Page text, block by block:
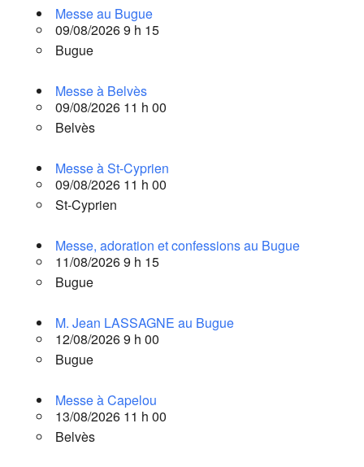
Messe au Bugue
09/08/2026 9 h 15
Bugue
Messe à Belvès
09/08/2026 11 h 00
Belvès
Messe à St-Cyprien
09/08/2026 11 h 00
St-Cyprien
Messe, adoration et confessions au Bugue
11/08/2026 9 h 15
Bugue
M. Jean LASSAGNE au Bugue
12/08/2026 9 h 00
Bugue
Messe à Capelou
13/08/2026 11 h 00
Belvès